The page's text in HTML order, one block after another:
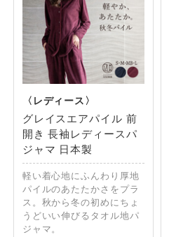
グレイスエアパイル 前
開き 長袖レディースパ
ジャマ 日本製
軽い着心地にふんわり厚地
パイルのあたたかさをプラ
ス。秋から冬の初めにちょ
うどいい伸びるタオル地パ
ジャマ。